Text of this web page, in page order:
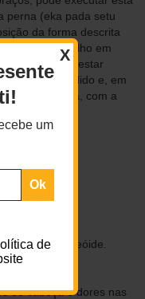
perna (eka pada setu
da forma descrita
levando o joelho em
a perna, até estar
tempo pretendido e, em
a esquerda, com a
e a tireóide.
de cabeça e dores nas
um
de
X